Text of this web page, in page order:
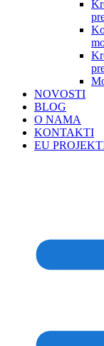
NOVOSTI
BLOG
O NAMA
KONTAKTI
EU